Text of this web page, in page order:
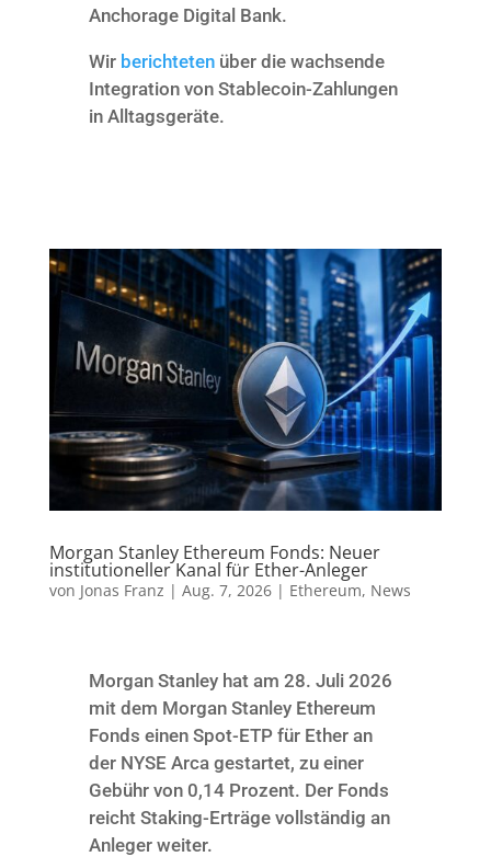
Anchorage Digital Bank.
Wir berichtetenüber die wachsende
Integration von Stablecoin-Zahlungen
in Alltagsgeräte.
Morgan Stanley Ethereum Fonds: Neuer
institutioneller Kanal für Ether-Anleger
von Jonas Franz | Aug. 7, 2026| Ethereum, News
Morgan Stanley hat am 28. Juli 2026
mit dem Morgan Stanley Ethereum
Fonds einen Spot-ETP für Ether an
der NYSE Arca gestartet, zu einer
Gebühr von 0,14 Prozent. Der Fonds
reicht Staking-Erträge vollständig an
Anleger weiter.